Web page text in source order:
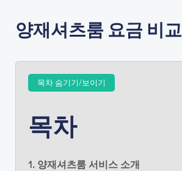
양재셔츠룸 요금 비교
목차 숨기기/보이기
목차
1. 양재셔츠룸 서비스 소개